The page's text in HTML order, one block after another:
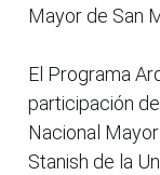
Mayor de San
El Programa
participación
Nacional
Stanish de la